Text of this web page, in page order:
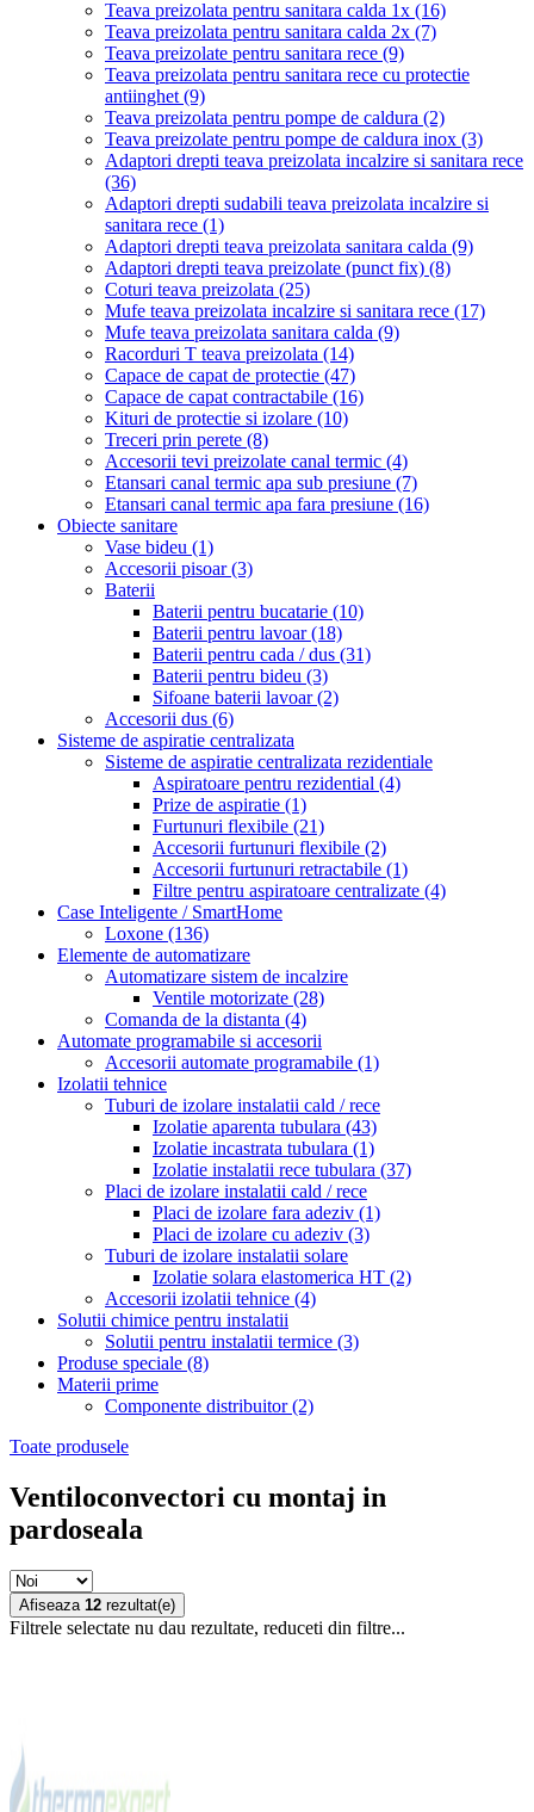
Teava preizolata pentru sanitara calda 1x (16)
Teava preizolata pentru sanitara calda 2x (7)
Teava preizolate pentru sanitara rece (9)
Teava preizolata pentru sanitara rece cu protectie
antiinghet (9)
Teava preizolata pentru pompe de caldura (2)
Teava preizolate pentru pompe de caldura inox (3)
Adaptori drepti teava preizolata incalzire si sanitara rece
(36)
Adaptori drepti sudabili teava preizolata incalzire si
sanitara rece (1)
Adaptori drepti teava preizolata sanitara calda (9)
Adaptori drepti teava preizolate (punct fix) (8)
Coturi teava preizolata (25)
Mufe teava preizolata incalzire si sanitara rece (17)
Mufe teava preizolata sanitara calda (9)
Racorduri T teava preizolata (14)
Capace de capat de protectie (47)
Capace de capat contractabile (16)
Kituri de protectie si izolare (10)
Treceri prin perete (8)
Accesorii tevi preizolate canal termic (4)
Etansari canal termic apa sub presiune (7)
Etansari canal termic apa fara presiune (16)
Obiecte sanitare
Vase bideu (1)
Accesorii pisoar(3)
Baterii
Baterii pentru bucatarie (10)
Baterii pentru lavoar(18)
Baterii pentru cada / dus (31)
Baterii pentru bideu (3)
Sifoane baterii lavoar(2)
Accesorii dus (6)
Sisteme de aspiratie centralizata
Sisteme de aspiratie centralizata rezidentiale
Aspiratoare pentru rezidential (4)
Prize de aspiratie (1)
Furtunuri flexibile (21)
Accesorii furtunuri flexibile (2)
Accesorii furtunuri retractabile (1)
Filtre pentru aspiratoare centralizate (4)
Case Inteligente / SmartHome
Loxone (136)
Elemente de automatizare
Automatizare sistem de incalzire
Ventile motorizate (28)
Comanda de la distanta (4)
Automate programabile si accesorii
Accesorii automate programabile (1)
Izolatii tehnice
Tuburi de izolare instalatii cald / rece
Izolatie aparenta tubulara (43)
Izolatie incastrata tubulara (1)
Izolatie instalatii rece tubulara (37)
Placi de izolare instalatii cald / rece
Placi de izolare fara adeziv (1)
Placi de izolare cu adeziv (3)
Tuburi de izolare instalatii solare
Izolatie solara elastomerica HT (2)
Accesorii izolatii tehnice (4)
Solutii chimice pentru instalatii
Solutii pentru instalatii termice (3)
Produse speciale (8)
Materii prime
Componente distribuitor(2)
Toate produsele
Ventiloconvectori cu montaj in
pardoseala
Afiseaza 12 rezultat(e)
Filtrele selectate nu dau rezultate, reduceti din filtre...